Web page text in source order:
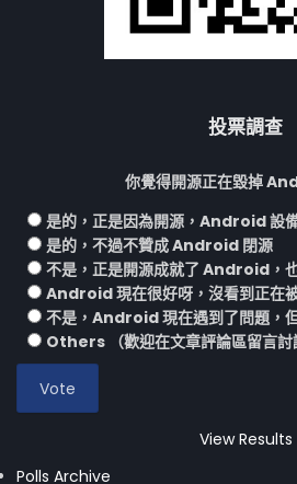
投票調查
你覺得開源正在毀掉
是的，正是因為開源，Android 設
是的，不過不贊成 Android 閉源
不是，正是開源成就了 Android，
Android 現在很好呀，沒看到正在
不是，Android 現在遇到了問題，
Others （歡迎在文章評論區留言討
View Results
Polls Archive